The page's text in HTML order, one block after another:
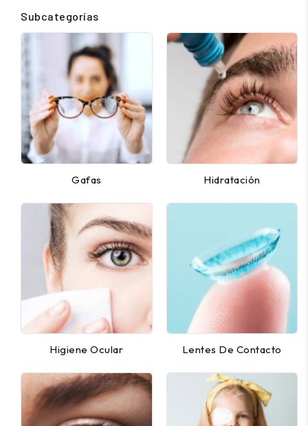
Subcategorías
Gafas Hidratación
Higiene Ocular Lentes De Contacto